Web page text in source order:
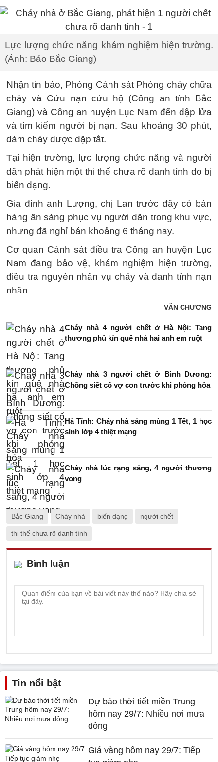
Lực lượng chức năng khám nghiệm hiện trường.
(Ảnh: Báo Bắc Giang)
Nhận tin báo, Phòng Cảnh sát Phòng cháy chữa
cháy và Cứu nạn cứu hộ (Công an tỉnh Bắc
Giang) và Công an huyện Lục Nam đến dập lửa
và tìm kiếm người bị nạn. Sau khoảng 30 phút,
đám cháy được dập tắt.
Tại hiện trường, lực lượng chức năng và người
dân phát hiện một thi thể chưa rõ danh tính do bị
biến dạng.
Gia đình anh Lượng, chị Lan trước đây có bán
hàng ăn sáng phục vụ người dân trong khu vực,
nhưng đã nghỉ bán khoảng 6 tháng nay.
Cơ quan Cảnh sát điều tra Công an huyện Lục
Nam đang bảo vệ, khám nghiệm hiện trường,
điều tra nguyên nhân vụ cháy và danh tính nạn
nhân.
VĂN CHƯƠNG
Cháy nhà 4 người chết ở Hà Nội: Tang
thương phủ kín quê nhà hai anh em ruột
Cháy nhà 3 người chết ở Bình Dương:
Chồng siết cổ vợ con trước khi phóng hỏa
Hà Tĩnh: Cháy nhà sáng mùng 1 Tết, 1 học
sinh lớp 4 thiệt mạng
Cháy nhà lúc rạng sáng, 4 người thương
vong
Bắc Giang Cháy nhà biến dạng người chết
thi thể chưa rõ danh tính
Bình luận
Tin nổi bật
Dự báo thời tiết miền Trung
hôm nay 29/7: Nhiều nơi mưa
dông
Giá vàng hôm nay 29/7: Tiếp